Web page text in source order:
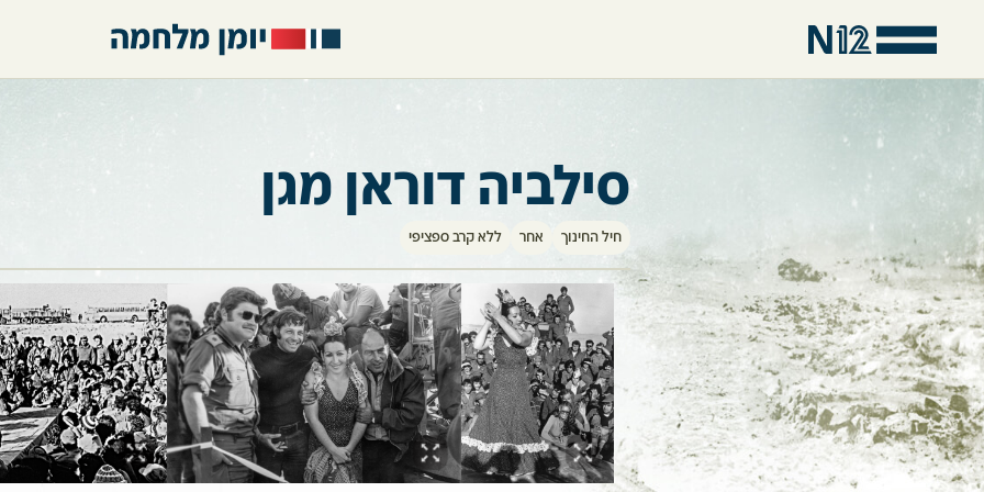
סילביה דוראן מגן
חיל החינוך אחר ללא קרב ספציפי